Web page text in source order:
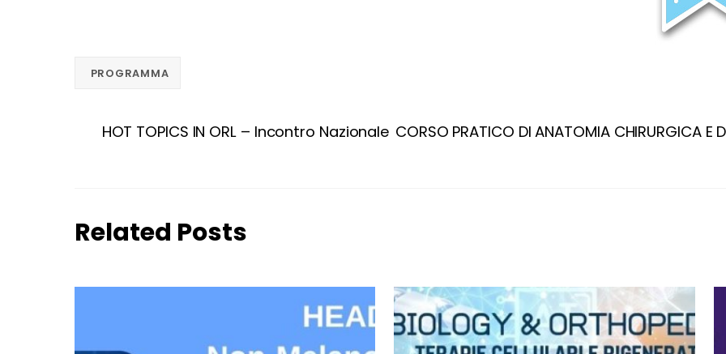
PROGRAMMA
HOT TOPICS IN ORL – Incontro Nazionale CORSO PRATICO DI ANATOMIA CHIRURGICA E
Related Posts